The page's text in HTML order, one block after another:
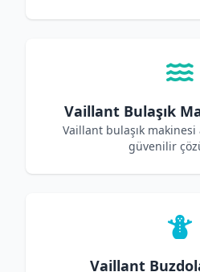
Vaillant Bulaşık
Vaillant bulaşık makinesi
güvenilir
Vaillant